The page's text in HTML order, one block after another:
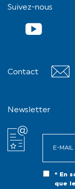
Suivez-nous
YouTube
Contact
Newsletter
* En
que